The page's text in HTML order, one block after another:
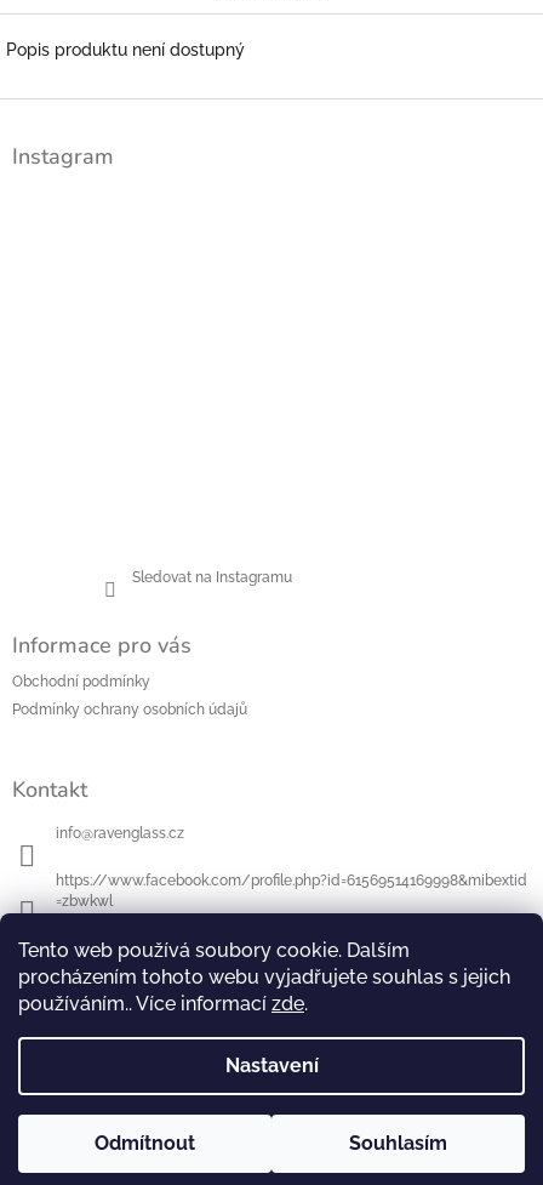
Tento web používá soubory cookie. Dalším
procházením tohoto webu vyjadřujete souhlas s jejich
používáním.. Více informací zde.
Nastavení
Odmítnout Souhlasím
Popis produktu není dostupný
Z
Instagram
Sledovat na Instagramu
Informace pro vás
Obchodní podmínky
Podmínky ochrany osobních údajů
Kontakt
info@ravenglass.cz
https://www.facebook.com/profile.php?id=61569514169998&mibextid
=zbwkwl
ravenglasscz